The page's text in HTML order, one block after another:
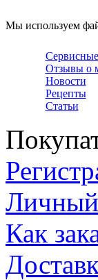
Мы используем
Отзывы о
Новости
Рецепты
Статьи
Личный
Как